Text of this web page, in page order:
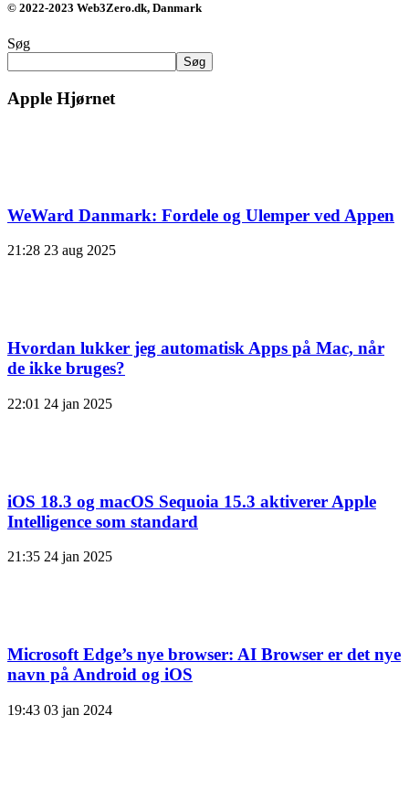
© 2022-2023 Web3Zero.dk, Danmark
Søg
Søg
Apple Hjørnet
WeWard Danmark: Fordele og Ulemper ved Appen
21:28 23 aug 2025
Hvordan lukker jeg automatisk Apps på Mac, når
de ikke bruges?
22:01 24 jan 2025
iOS 18.3 og macOS Sequoia 15.3 aktiverer Apple
Intelligence som standard
21:35 24 jan 2025
Microsoft Edge’s nye browser: AI Browser er det nye
navn på Android og iOS
19:43 03 jan 2024